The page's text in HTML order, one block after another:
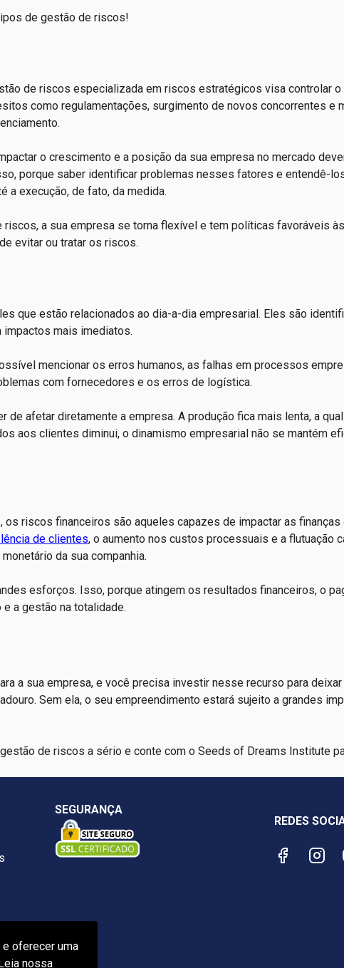
de gestão de riscos!
de riscos especializada em riscos estratégicos visa controlar
como regulamentações, surgimento de novos concorrentes e
o crescimento e a posição da sua empresa no mercado
porque saber identificar problemas nesses fatores e entendê-
a execução, de fato, da medida.
a sua empresa se torna flexível e tem políticas favoráveis
evitar ou tratar os riscos.
que estão relacionados ao dia-a-dia empresarial. Eles são
impactos mais imediatos.
mencionar os erros humanos, as falhas em processos
com fornecedores e os erros de logística.
de afetar diretamente a empresa. A produção fica mais lenta, a
aos clientes diminui, o dinamismo empresarial não se mantém
os riscos financeiros são aqueles capazes de impactar as finanças
de clientes, o aumento nos custos processuais e a flutuação
da sua companhia.
esforços. Isso, porque atingem os resultados financeiros, o
a gestão na totalidade.
a sua empresa, e você precisa investir nesse recurso para
Sem ela, o seu empreendimento estará sujeito a grandes
de riscos a sério e conte com o Seeds of Dreams Institute
SEGURANÇA
REDES
oferecer uma
nossa